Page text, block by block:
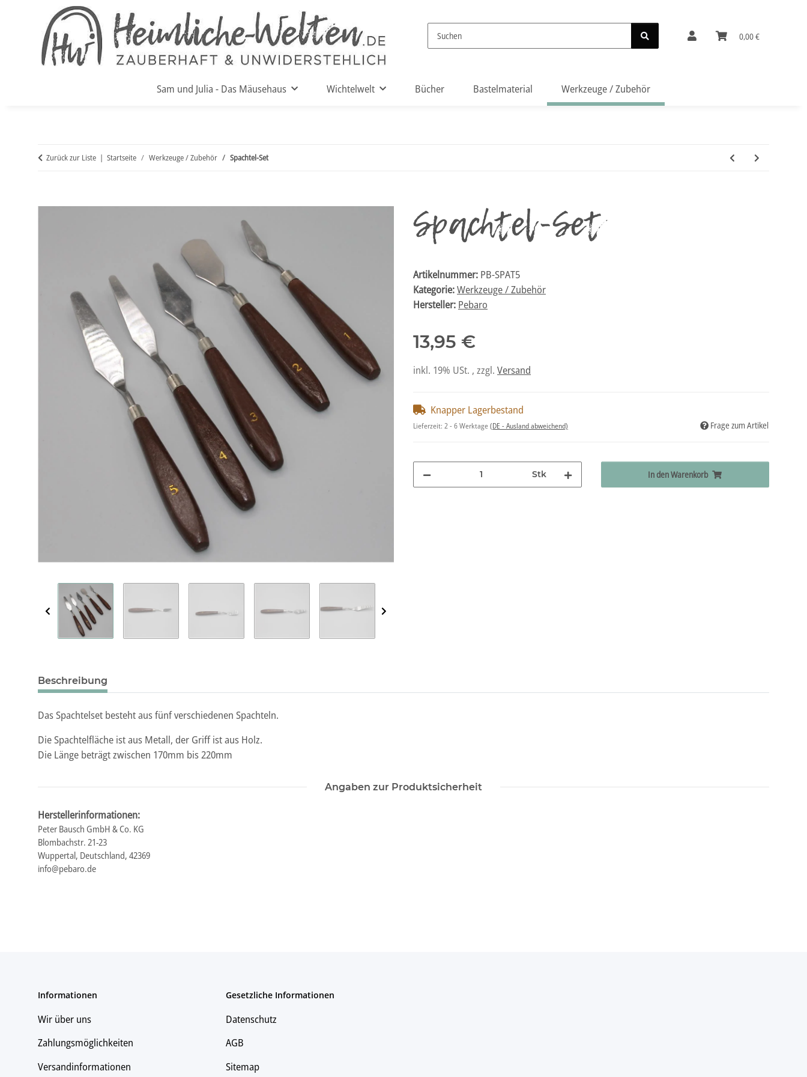
0,00 €
Sam und Julia - Das Mäusehaus Wichtelwelt Bücher Bastelmaterial Werkzeuge / Zubehör
Zurück zur Liste Startseite Werkzeuge / Zubehör Spachtel-Set
Spachtel-Set
Artikelnummer: PB-SPAT5
Kategorie:Werkzeuge / Zubehör
Hersteller: Pebaro
13,95 €
inkl. 19% USt. , zzgl. Versand
Knapper Lagerbestand
Lieferzeit: 2 - 6 Werktage(DE - Ausland abweichend) Frage zum Artikel
Stk In den Warenkorb
Beschreibung
Das Spachtelset besteht aus fünf verschiedenen Spachteln.
Die Spachtelfläche ist aus Metall, der Griff ist aus Holz.
Die Länge beträgt zwischen 170mm bis 220mm
Angaben zur Produktsicherheit
Herstellerinformationen:
Peter Bausch GmbH & Co. KG
Blombachstr. 21-23
Wuppertal, Deutschland, 42369
info@pebaro.de
Informationen
Wir über uns
Zahlungsmöglichkeiten
Versandinformationen
Gesetzliche Informationen
Datenschutz
AGB
Sitemap